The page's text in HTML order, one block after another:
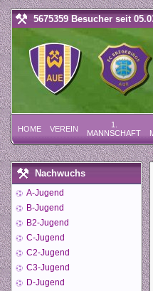
5675359 Besucher seit
HOME VEREIN
1.
MANNSCHAFT
Nachwuchs
A-Jugend
B-Jugend
B2-Jugend
C-Jugend
C2-Jugend
C3-Jugend
D-Jugend